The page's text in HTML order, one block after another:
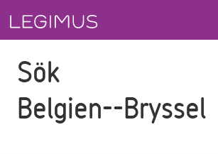
Sök
Belgien--Bryssel